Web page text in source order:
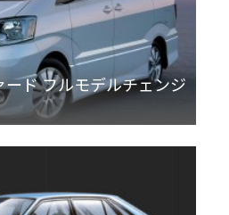
ド フルモデルチェンジ